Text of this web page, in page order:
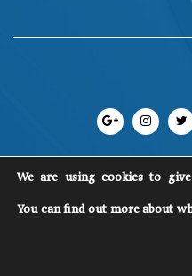
We are using cookies to
You can find out more about